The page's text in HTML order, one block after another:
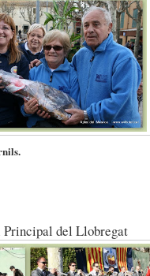
Principal del Llobregat